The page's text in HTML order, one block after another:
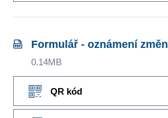
Formulář - oznámení změn
0.14MB
QR kód